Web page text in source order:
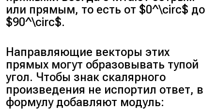
или прямым, то есть от $0^\circ$ до
$90^\circ$.
Направляющие векторы этих
прямых могут образовывать тупой
угол. Чтобы знак скалярного
произведения не испортил ответ, в
формулу добавляют модуль: